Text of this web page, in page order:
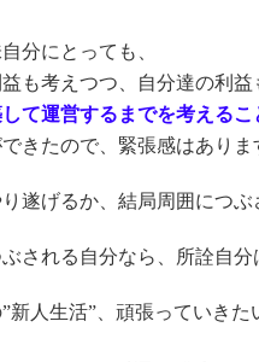
分にとっても、
も考えつつ、自分達の利益
て運営するまでを考えるこ
きたので、緊張感はありま
遂げるか、結局周囲につぶ
される自分なら、所詮自分
新人生活”、頑張っていきた